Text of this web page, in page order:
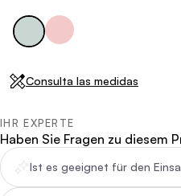
Consulta las medidas
IHR EXPERTE
Haben Sie Fragen zu diesem
Ist es geeignet für den